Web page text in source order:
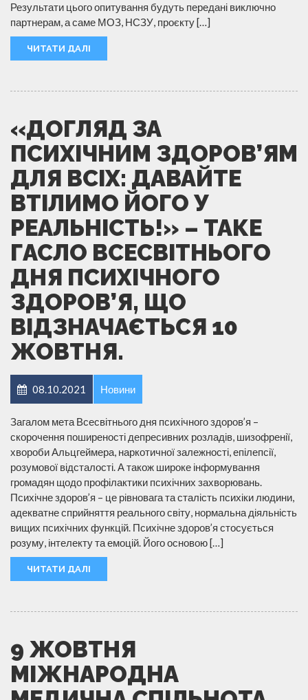
Результати цього опитування будуть передані виключно
партнерам, а саме МОЗ, НСЗУ, проєкту […]
ЧИТАТИ ДАЛІ
«ДОГЛЯД ЗА
ПСИХІЧНИМ ЗДОРОВ’ЯМ
ДЛЯ ВСІХ: ДАВАЙТЕ
ВТІЛИМО ЙОГО У
РЕАЛЬНІСТЬ!» – ТАКЕ
ГАСЛО ВСЕСВІТНЬОГО
ДНЯ ПСИХІЧНОГО
ЗДОРОВ’Я, ЩО
ВІДЗНАЧАЄТЬСЯ 10
ЖОВТНЯ.
08.10.2021 Новини
Загалом мета Всесвітнього дня психічного здоров’я –
скорочення поширеності депресивних розладів, шизофренії,
хвороби Альцгеймера, наркотичної залежності, епілепсії,
розумової відсталості. А також широке інформування
громадян щодо профілактики психічних захворювань.
Психічне здоров’я – це рівновага та сталість психіки людини,
адекватне сприйняття реального світу, нормальна діяльність
вищих психічних функцій. Психічне здоров’я стосується
розуму, інтелекту та емоцій. Його основою […]
ЧИТАТИ ДАЛІ
9 ЖОВТНЯ
МІЖНАРОДНА